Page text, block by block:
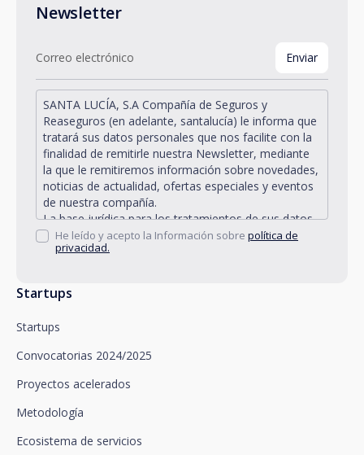
Startups
Startups
Convocatorias 2024/2025
Proyectos acelerados
Metodología
Ecosistema de servicios
Newsletter
SANTA LUCÍA, S.A Compañía de Seguros y
Reaseguros (en adelante, santalucía) le informa que
tratará sus datos personales que nos facilite con la
finalidad de remitirle nuestra Newsletter, mediante
la que le remitiremos información sobre novedades,
noticias de actualidad, ofertas especiales y eventos
de nuestra compañía.
La base jurídica para los tratamientos de sus datos
personales descritos se encuentra en la propia
gestión y desarrollo de la relación jurídica existente
Santalucía le informa que puede ejercitar sus
oposición, limitación del tratamiento y portabilidad,
así como oponerse al tratamiento de sus datos con
fines promocionales, dirigiéndose a santalucía,
mediante un escrito, que deberá remitir a Plaza de
Departamento de Privacidad o bien a
Newsletter Impulsa.
He leído y acepto la Información sobre política de
privacidad.